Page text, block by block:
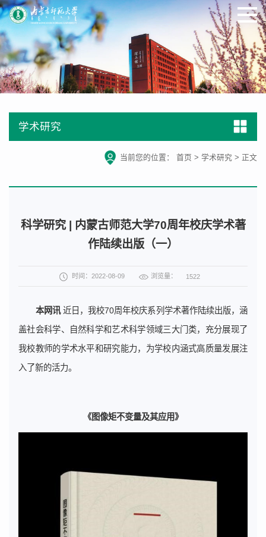
学术研究
当前您的位置： 首页 > 学术研究 > 正文
科学研究 | 内蒙古师范大学70周年校庆学术著
作陆续出版（一）
时间：2022-08-09 浏览量： 1522
本网讯近日，我校70周年校庆系列学术著作陆续出版，涵
盖社会科学、自然科学和艺术科学领域三大门类，充分展现了
我校教师的学术水平和研究能力，为学校内涵式高质量发展注
入了新的活力。
《图像矩不变量及其应用》